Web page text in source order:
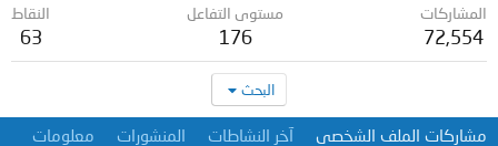
المشاركات
72,554
مستوى التفاعل
176
النقاط
63
البحث
مشاركات الملف الشخصي آخر النشاطات المنشورات معلومات